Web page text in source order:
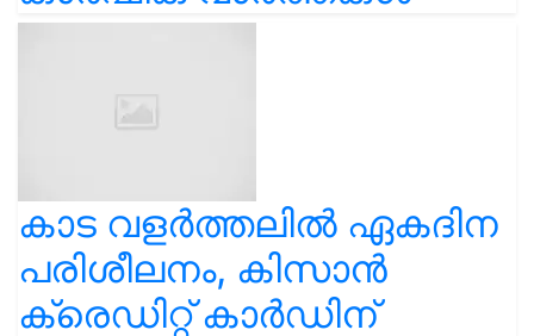
കാട വളര്‍ത്തലിൽ ഏകദിന
പരിശീലനം, കിസാൻ
ക്രെഡിറ്റ് കാർഡിന്